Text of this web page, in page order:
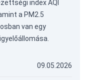
index AQI
a PM2.5
van egy
09.05.2026